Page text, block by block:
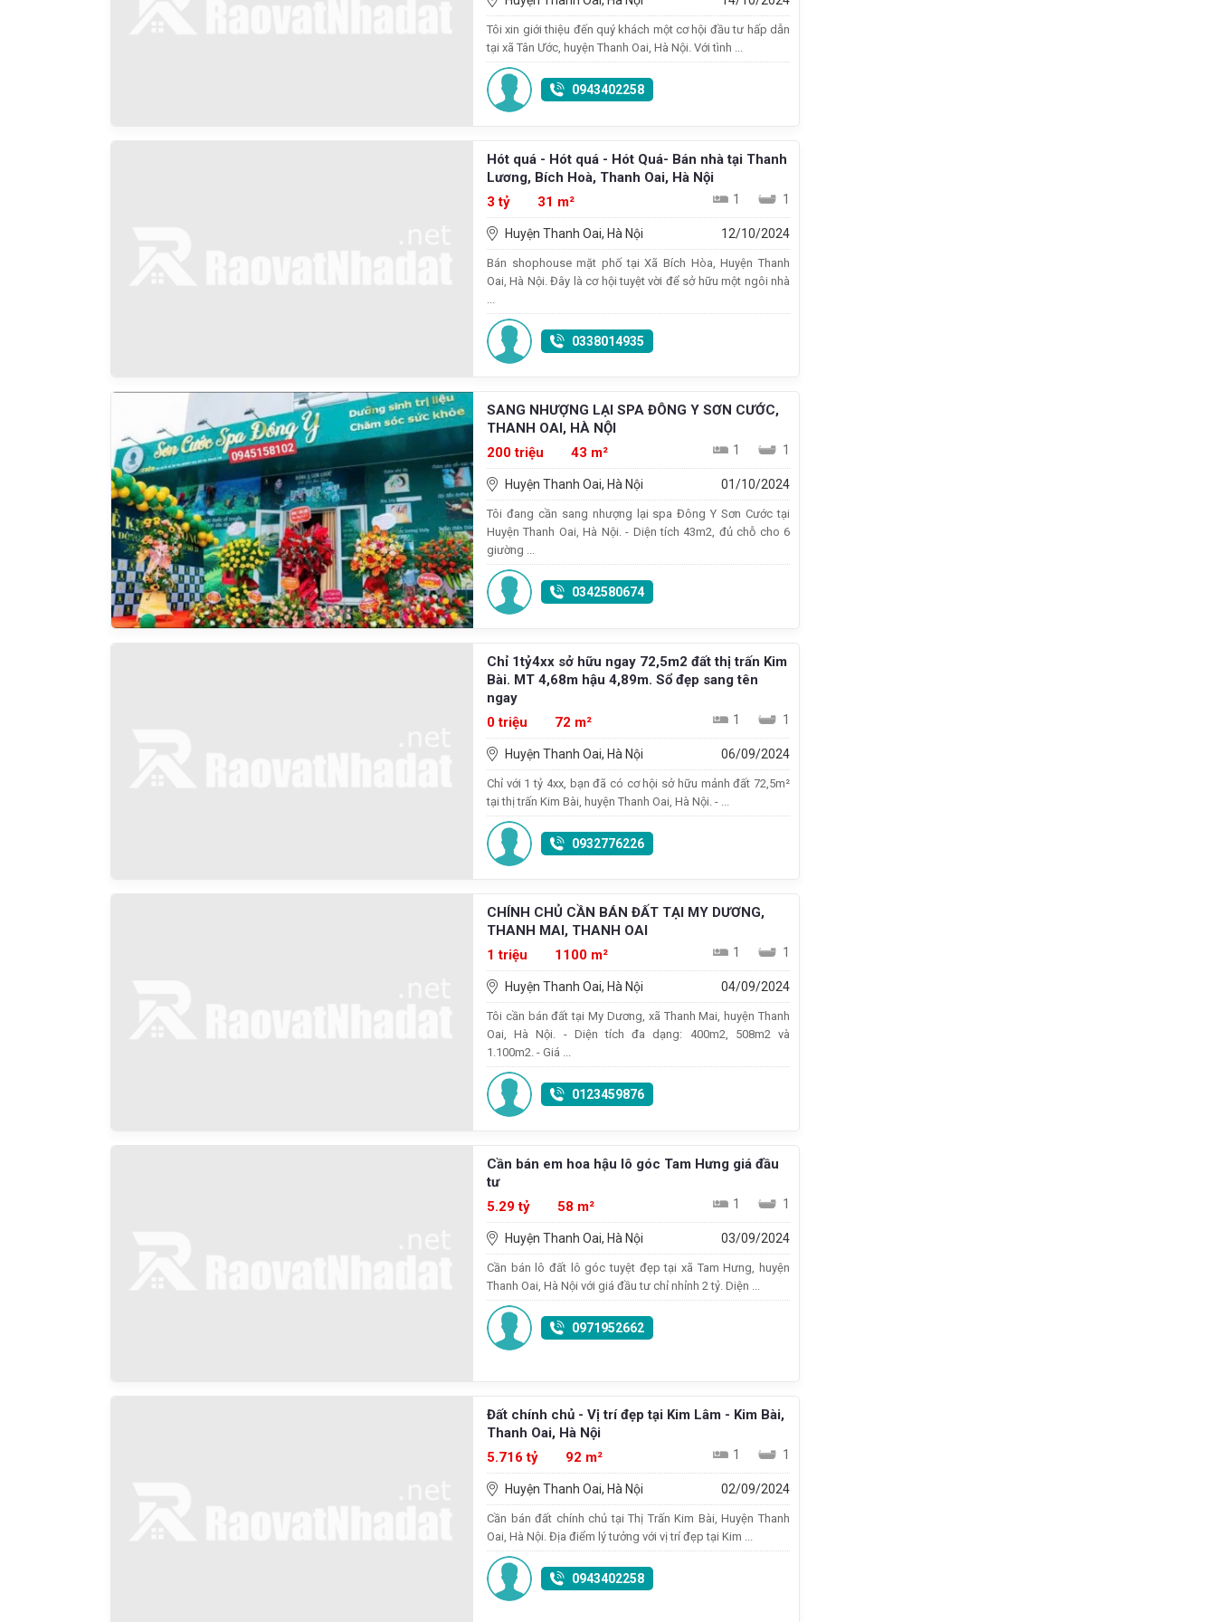
Tôi xin giới thiệu đến quý khách một cơ hội đầu tư hấp dẫn
tại xã Tân Ước, huyện Thanh Oai, Hà Nội. Với tình ...
0943402258
Hót quá - Hót quá - Hót Quá- Bán nhà tại Thanh
Lương, Bích Hoà, Thanh Oai, Hà Nội
3 tỷ
31 m² 1 1
Huyện Thanh Oai, Hà Nội 12/10/2024
Bán shophouse mặt phố tại Xã Bích Hòa, Huyện Thanh
Oai, Hà Nội. Đây là cơ hội tuyệt vời để sở hữu một ngôi nhà
0338014935
SANG NHƯỢNG LẠI SPA ĐÔNG Y SƠN CƯỚC,
THANH OAI, HÀ NỘI
200 triệu
43 m² 1 1
Huyện Thanh Oai, Hà Nội 01/10/2024
Tôi đang cần sang nhượng lại spa Đông Y Sơn Cước tại
Huyện Thanh Oai, Hà Nội. - Diện tích 43m2, đủ chỗ cho 6
giường ...
0342580674
Chỉ 1tỷ4xx sở hữu ngay 72,5m2 đất thị trấn Kim
Bài. MT 4,68m hậu 4,89m. Sổ đẹp sang tên
ngay
0 triệu
72 m² 1 1
Huyện Thanh Oai, Hà Nội 06/09/2024
Chỉ với 1 tỷ 4xx, bạn đã có cơ hội sở hữu mảnh đất 72,5m²
tại thị trấn Kim Bài, huyện Thanh Oai, Hà Nội. - ...
0932776226
CHÍNH CHỦ CẦN BÁN ĐẤT TẠI MY DƯƠNG,
THANH MAI, THANH OAI
1 triệu
1100 m² 1 1
Huyện Thanh Oai, Hà Nội 04/09/2024
Tôi cần bán đất tại My Dương, xã Thanh Mai, huyện Thanh
Oai, Hà Nội. - Diện tích đa dạng: 400m2, 508m2 và
1.100m2. - Giá ...
0123459876
Cần bán em hoa hậu lô góc Tam Hưng giá đầu
tư
5.29 tỷ
58 m² 1 1
Huyện Thanh Oai, Hà Nội 03/09/2024
Cần bán lô đất lô góc tuyệt đẹp tại xã Tam Hưng, huyện
Thanh Oai, Hà Nội với giá đầu tư chỉ nhỉnh 2 tỷ. Diện ...
0971952662
Đất chính chủ - Vị trí đẹp tại Kim Lâm - Kim Bài,
Thanh Oai, Hà Nội
5.716 tỷ
92 m² 1 1
Huyện Thanh Oai, Hà Nội 02/09/2024
Cần bán đất chính chủ tại Thị Trấn Kim Bài, Huyện Thanh
Oai, Hà Nội. Địa điểm lý tưởng với vị trí đẹp tại Kim ...
0943402258